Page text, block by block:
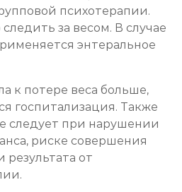
психотерапии.
за весом. В случае
энтеральное
к потере веса больше,
госпитализация. Также
следует при нарушении
риске совершения
результата от